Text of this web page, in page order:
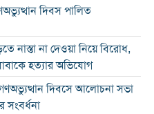
দিবস পালিত
নাস্তা না দেওয়া নিয়ে বিরোধ,
হত্যার অভিযোগ
গণঅভ্যুত্থান দিবসে আলোচনা সভা
সংবর্ধনা